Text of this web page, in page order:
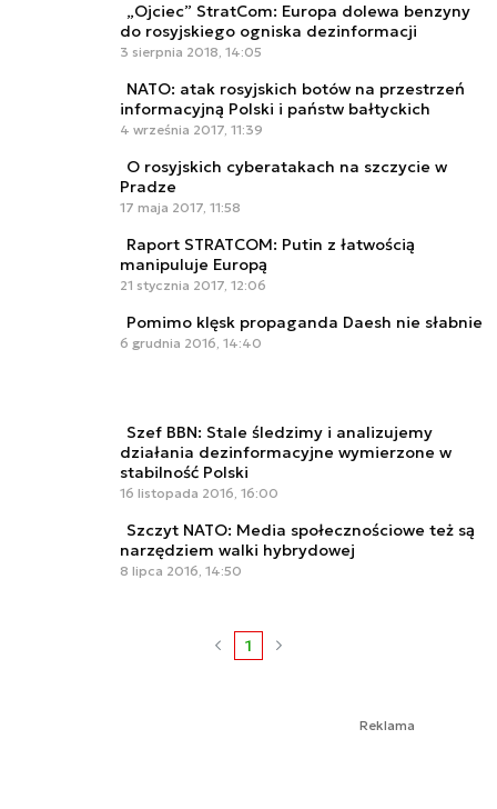
„Ojciec” StratCom: Europa dolewa benzyny
do rosyjskiego ogniska dezinformacji
3 sierpnia 2018, 14:05
NATO: atak rosyjskich botów na przestrzeń
informacyjną Polski i państw bałtyckich
4 września 2017, 11:39
O rosyjskich cyberatakach na szczycie w
Pradze
17 maja 2017, 11:58
Raport STRATCOM: Putin z łatwością
manipuluje Europą
21 stycznia 2017, 12:06
Pomimo klęsk propaganda Daesh nie słabnie
6 grudnia 2016, 14:40
Szef BBN: Stale śledzimy i analizujemy
działania dezinformacyjne wymierzone w
stabilność Polski
16 listopada 2016, 16:00
Szczyt NATO: Media społecznościowe też są
narzędziem walki hybrydowej
8 lipca 2016, 14:50
1
Reklama